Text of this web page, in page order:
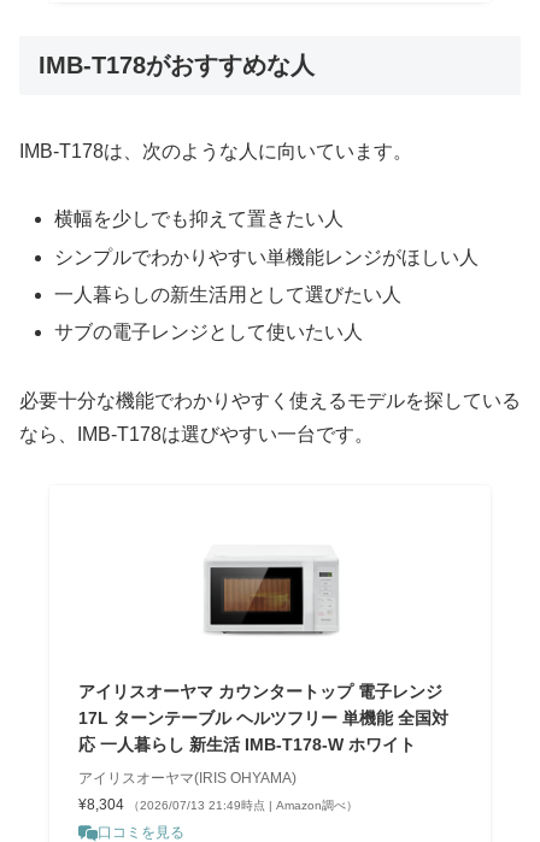
IMB-T178がおすすめな人
IMB-T178は、次のような人に向いています。
横幅を少しでも抑えて置きたい人
シンプルでわかりやすい単機能レンジがほしい人
一人暮らしの新生活用として選びたい人
サブの電子レンジとして使いたい人
必要十分な機能でわかりやすく使えるモデルを探している
なら、IMB-T178は選びやすい一台です。
アイリスオーヤマ カウンタートップ 電子レンジ
17L ターンテーブル ヘルツフリー 単機能 全国対
応 一人暮らし 新生活 IMB-T178-W ホワイト
アイリスオーヤマ(IRIS OHYAMA)
¥8,304
（2026/07/13 21:49時点 | Amazon調べ）
口コミを見る